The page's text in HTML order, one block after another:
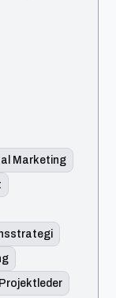
Marketing
Projektleder